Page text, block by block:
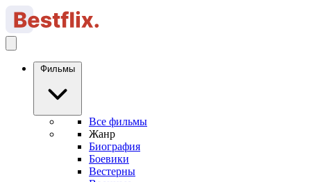
Фильмы
Все фильмы
Жанр
Биография
Боевики
Вестерны